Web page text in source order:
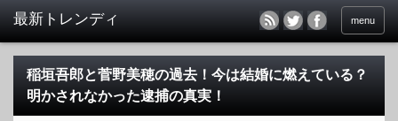
menu
稲垣吾郎と菅野美穂の過去！今は結婚に燃えている？
明かされなかった逮捕の真実！